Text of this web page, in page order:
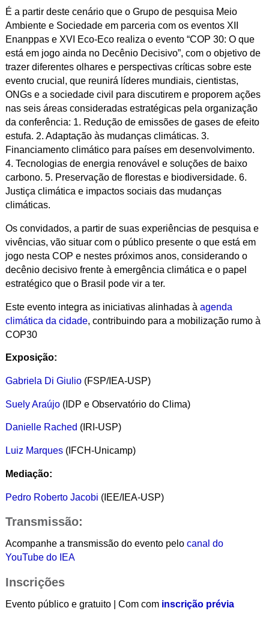
É a partir deste cenário que o Grupo de pesquisa Meio
Ambiente e Sociedade em parceria com os eventos XII
Enanppas e XVI Eco-Eco realiza o evento “COP 30: O que
está em jogo ainda no Decênio Decisivo”, com o objetivo de
trazer diferentes olhares e perspectivas críticas sobre este
evento crucial, que reunirá líderes mundiais, cientistas,
ONGs e a sociedade civil para discutirem e proporem ações
nas seis áreas consideradas estratégicas pela organização
da conferência: 1. Redução de emissões de gases de efeito
estufa. 2. Adaptação às mudanças climáticas. 3.
Financiamento climático para países em desenvolvimento.
4. Tecnologias de energia renovável e soluções de baixo
carbono. 5. Preservação de florestas e biodiversidade. 6.
Justiça climática e impactos sociais das mudanças
climáticas.
Os convidados, a partir de suas experiências de pesquisa e
vivências, vão situar com o público presente o que está em
jogo nesta COP e nestes próximos anos, considerando o
decênio decisivo frente à emergência climática e o papel
estratégico que o Brasil pode vir a ter.
Este evento integra as iniciativas alinhadas à agenda
climática da cidade, contribuindo para a mobilização rumo à
COP30
Exposição:
Gabriela Di Giulio(FSP/IEA-USP)
Suely Araújo(IDP e Observatório do Clima)
Danielle Rached (IRI-USP)
Luiz Marques(IFCH-Unicamp)
Mediação:
Pedro Roberto Jacobi (IEE/IEA-USP)
Transmissão:
Acompanhe a transmissão do evento pelo canal do
YouTube do IEA
Inscrições
Evento público e gratuito | Com com inscrição prévia